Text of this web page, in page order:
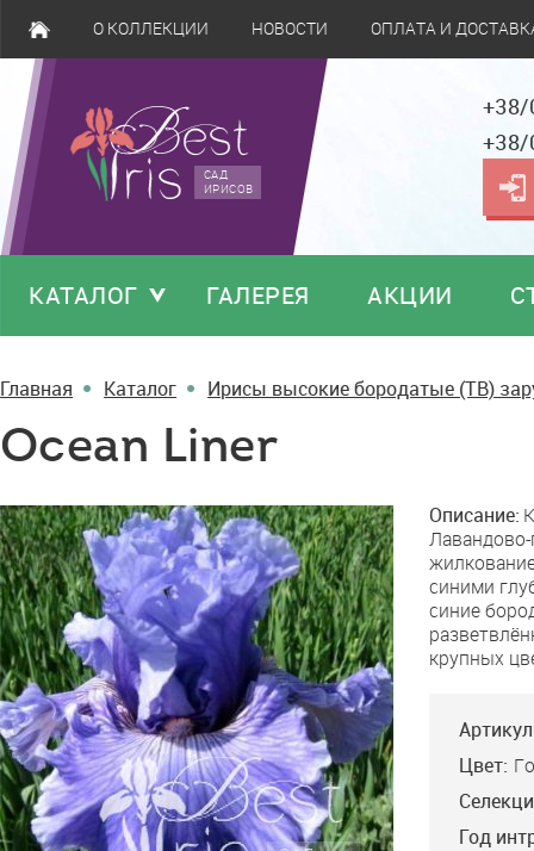
О КОЛЛЕКЦИИ НОВОСТИ ОПЛАТА И
САД
ИРИСОВ
КАТАЛОГ ГАЛЕРЕЯ АКЦИИ
Главная Каталог Ирисы высокие бородатые (TB)
Ocean Liner
Ocean
Liner
Описание:
синими
синие
крупных
Цвет:
Год